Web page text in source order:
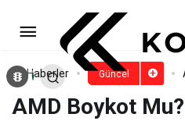
Haberler Güncel
AMD Boykot Mu?
Tommy
Yorum Yap